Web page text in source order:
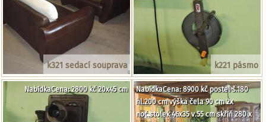
k321 sedací souprava k221 pásmo
NabídkaCena: 2800 kč 20x45 cm
NabídkaCena: 8900 kč postel š.180
hl.200 cm výška čela 90 cm 2x
noč.stolek 46x35 v.55 cm skříň 280 x